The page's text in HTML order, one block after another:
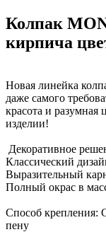
Колпак
кирпича
Новая линейка
даже самого
красота и
изделии!
Декоративное
Классический
Выразительный
Полный окрас в
Способ крепления:
пену